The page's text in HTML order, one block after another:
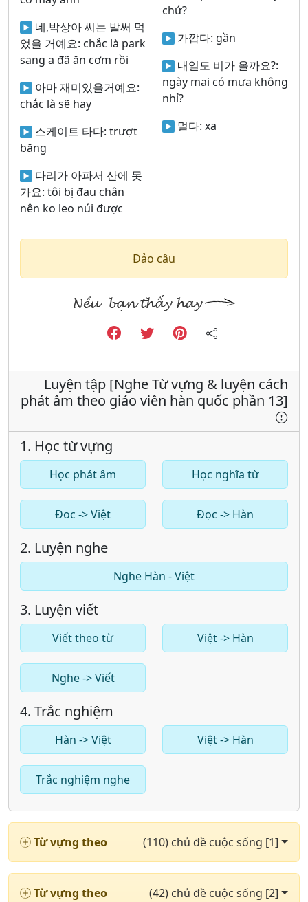
네,박상아 씨는 발써 먹
었을 거예요: chắc là park
sang a đã ăn cơm rồi
아마 재미있을거예요:
chắc là sẽ hay
스케이트 타다: trượt
băng
다리가 아파서 산에 못
가요: tôi bị đau chân
nên ko leo núi được
chứ?
가깝다: gần
내일도 비가 올까요?:
ngày mai có mưa không
nhỉ?
멀다: xa
Đảo câu
Luyện tập [Nghe Từ vựng & luyện cách
phát âm theo giáo viên hàn quốc phần 13]
1. Học từ vựng
Học phát âm Học nghĩa từ
Đoc -> Việt Đọc -> Hàn
2. Luyện nghe
Nghe Hàn - Việt
3. Luyện viết
Viết theo từ Việt -> Hàn
Nghe -> Viết
4. Trắc nghiệm
Hàn -> Việt Việt -> Hàn
Trắc nghiệm nghe
Từ vựng theo (110) chủ đề cuộc sống [1]
Từ vựng theo (42) chủ đề cuộc sống [2]